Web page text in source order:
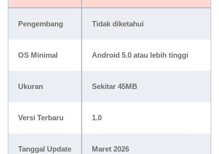
Pengembang Tidak diketahui
OS Minimal Android 5.0 atau lebih tinggi
Ukuran Sekitar 45MB
Versi Terbaru 1.0
Tanggal Update Maret 2026